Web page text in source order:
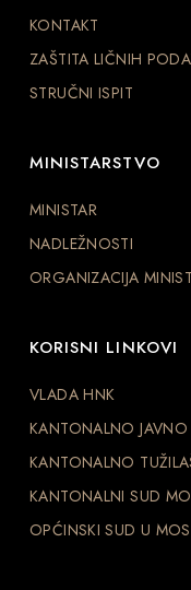
KONTAKT
ZAŠTITA LIČNIH
STRUČNI ISPIT
MINISTARSTVO
MINISTAR
NADLEŽNOSTI
ORGANIZACIJA
KORISNI LINKOVI
VLADA HNK
KANTONALNO
KANTONALNO
KANTONALNI SUD
OPĆINSKI SUD U